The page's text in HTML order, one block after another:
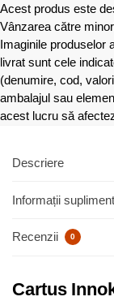
Acest produs este
Vânzarea către
Imaginile produselor
livrat sunt cele
(denumire, cod,
ambalajul sau
acest lucru să
Descriere
Informații
Recenzii 0
Cartus